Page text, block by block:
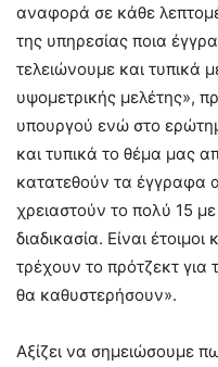
αναφορά σε κάθε
της υπηρεσίας ποια
τελειώνουμε και τυπικά
υψομετρικής μελέτης»,
υπουργού ενώ στο
και τυπικά το θέμα μας
κατατεθούν τα έγγραφα
χρειαστούν το πολύ 15
διαδικασία. Είναι
τρέχουν το πρότζεκτ
θα καθυστερήσουν».
Αξίζει να σημειώσουμε